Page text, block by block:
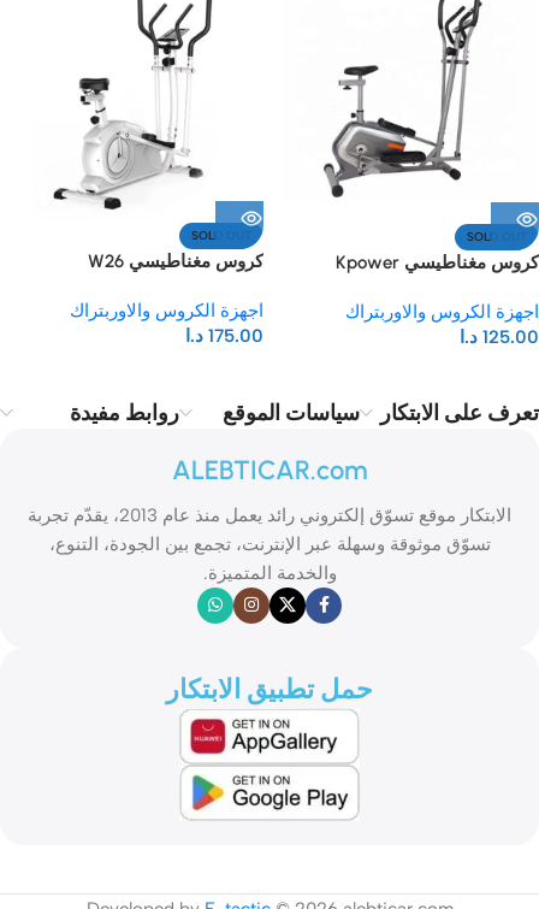
SOLD OUT
كروس مغناطيسي Kpower
اجهزة الكروس والاوربتراك
125.00 د.ا
SOLD OUT
كروس مغناطيسي W26
اجهزة الكروس والاوربتراك
175.00 د.ا
تعرف على الابتكار سياسات الموقع روابط مفيدة
ALEBTICAR.com
الابتكار موقع تسوّق إلكتروني رائد يعمل منذ عام 2013، يقدّم تجربة
تسوّق موثوقة وسهلة عبر الإنترنت، تجمع بين الجودة، التنوع،
والخدمة المتميزة.
حمل تطبيق الابتكار